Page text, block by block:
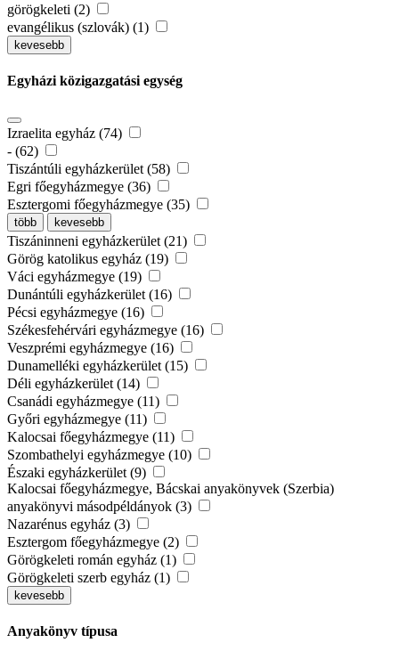
görögkeleti (2)
evangélikus (szlovák) (1)
kevesebb
Egyházi közigazgatási egység
Izraelita egyház (74)
- (62)
Tiszántúli egyházkerület (58)
Egri főegyházmegye (36)
Esztergomi főegyházmegye (35)
több kevesebb
Tiszáninneni egyházkerület (21)
Görög katolikus egyház (19)
Váci egyházmegye (19)
Dunántúli egyházkerület (16)
Pécsi egyházmegye (16)
Székesfehérvári egyházmegye (16)
Veszprémi egyházmegye (16)
Dunamelléki egyházkerület (15)
Déli egyházkerület (14)
Csanádi egyházmegye (11)
Győri egyházmegye (11)
Kalocsai főegyházmegye (11)
Szombathelyi egyházmegye (10)
Északi egyházkerület (9)
Kalocsai főegyházmegye, Bácskai anyakönyvek (Szerbia)
anyakönyvi másodpéldányok (3)
Nazarénus egyház (3)
Esztergom főegyházmegye (2)
Görögkeleti román egyház (1)
Görögkeleti szerb egyház (1)
kevesebb
Anyakönyv típusa